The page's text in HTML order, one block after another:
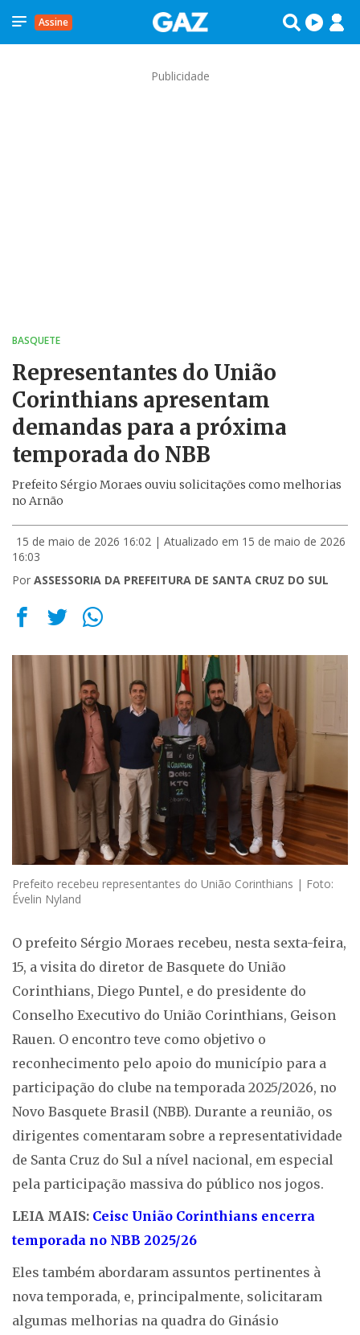
Assine
Publicidade
BASQUETE
Representantes do União
Corinthians apresentam
demandas para a próxima
temporada do NBB
Prefeito Sérgio Moraes ouviu solicitações como melhorias
no Arnão
15 de maio de 2026 16:02 | Atualizado em 15 de maio de 2026
16:03
Por ASSESSORIA DA PREFEITURA DE SANTA CRUZ DO SUL
Prefeito recebeu representantes do União Corinthians | Foto:
Évelin Nyland
O prefeito Sérgio Moraes recebeu, nesta sexta-feira,
15, a visita do diretor de Basquete do União
Corinthians, Diego Puntel, e do presidente do
Conselho Executivo do União Corinthians, Geison
Rauen. O encontro teve como objetivo o
reconhecimento pelo apoio do município para a
participação do clube na temporada 2025/2026, no
Novo Basquete Brasil (NBB). Durante a reunião, os
dirigentes comentaram sobre a representatividade
de Santa Cruz do Sul a nível nacional, em especial
pela participação massiva do público nos jogos.
LEIA MAIS: Ceisc União Corinthians encerra
temporada no NBB 2025/26
Eles também abordaram assuntos pertinentes à
nova temporada, e, principalmente, solicitaram
algumas melhorias na quadra do Ginásio